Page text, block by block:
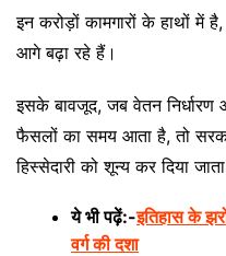
इन करोड़ों कामगारों के हाथों
आगे बढ़ा रहे हैं।
इसके बावजूद, जब वेतन
फैसलों का समय आता है, तो
हिस्सेदारी को शून्य कर दिया
ये भी पढ़ें:-इतिहास के
वर्ग की दशा